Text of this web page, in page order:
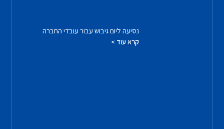
נסיעה ליום גיבוש עבור עובדי החברה
קרא עוד >